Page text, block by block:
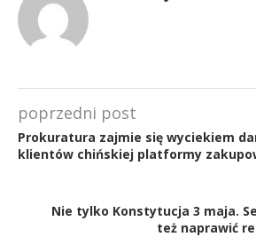
poprzedni post
Prokuratura zajmie się wyciekiem
klientów chińskiej platformy
Nie tylko Konstytucja 3 maja.
też naprawić